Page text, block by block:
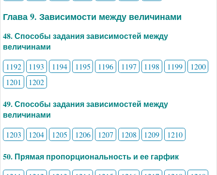
Глава 9. Зависимости между величинами
48. Способы задания зависимостей между
величинами
1192 1193 1194 1195 1196 1197 1198 1199
1200
1201
1202
49. Способы задания зависимостей между
величинами
1203 1204 1205 1206 1207 1208 1209 1210
50. Прямая пропорциональность и ее гарфик